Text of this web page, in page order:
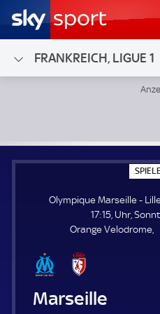
FRANKREICH, LIGUE 1
Olympique Marseille - Lille
17:15, Uhr,
Orange Velodrome
Olympique